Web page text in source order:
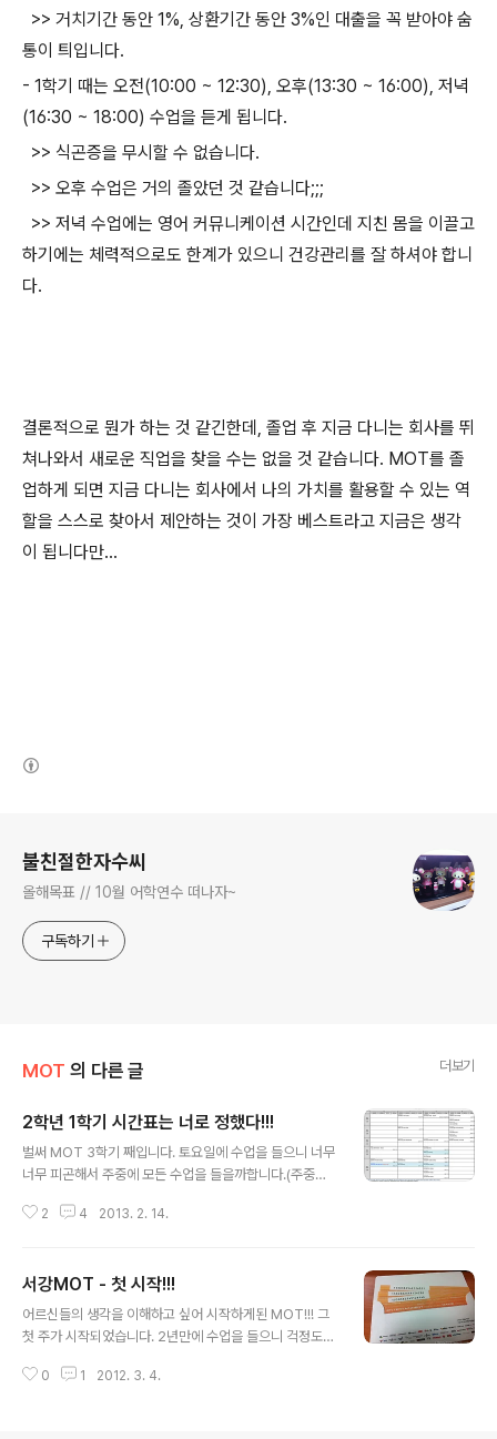
>> 거치기간 동안 1%, 상환기간 동안 3%인 대출을 꼭 받아야 숨
통이 틔입니다.
- 1학기 때는 오전(10:00 ~ 12:30), 오후(13:30 ~ 16:00), 저녁
(16:30 ~ 18:00) 수업을 듣게 됩니다.
>> 식곤증을 무시할 수 없습니다.
>> 오후 수업은 거의 졸았던 것 같습니다;;;
>> 저녁 수업에는 영어 커뮤니케이션 시간인데 지친 몸을 이끌고
하기에는 체력적으로도 한계가 있으니 건강관리를 잘 하셔야 합니
다.
결론적으로 뭔가 하는 것 같긴한데, 졸업 후 지금 다니는 회사를 뛰
쳐나와서 새로운 직업을 찾을 수는 없을 것 같습니다. MOT를 졸
업하게 되면 지금 다니는 회사에서 나의 가치를 활용할 수 있는 역
할을 스스로 찾아서 제안하는 것이 가장 베스트라고 지금은 생각
이 됩니다만...
불친절한자수씨
올해목표 // 10월 어학연수 떠나자~
구독하기
MOT 의 다른 글 더보기
2학년 1학기 시간표는 너로 정했다!!!
벌써 MOT 3학기 째입니다. 토요일에 수업을 들으니 너무
너무 피곤해서 주중에 모든 수업을 들을까합니다.(주중에
으면 좋겠다아~~
2 4 2013. 2. 14.
서강MOT - 첫 시작!!!
어르신들의 생각을 이해하고 싶어 시작하게된 MOT!!! 그
첫 주가 시작되었습니다. 2년만에 수업을 들으니 걱정도
영개론평소에 관심이 있어 하는 기술 분야쪽의 사례분석으
0 1 2012. 3. 4.